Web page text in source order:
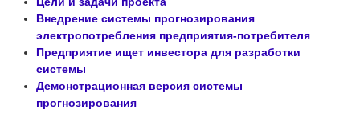
Внедрение системы прогнозирования
электропотребления предприятия-потребителя
Предприятие ищет инвестора для разработки
системы
Демонстрационная версия системы
прогнозирования